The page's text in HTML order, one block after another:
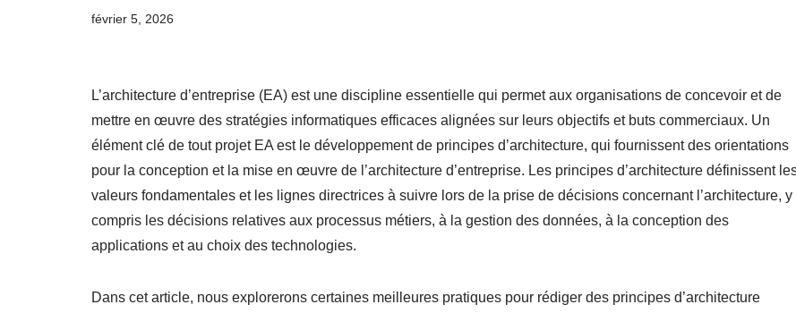
février 5, 2026
L’architecture d’entreprise (EA) est une discipline essentielle qui permet aux organisations de concevoir et de
mettre en œuvre des stratégies informatiques efficaces alignées sur leurs objectifs et buts commerciaux. Un
élément clé de tout projet EA est le développement de principes d’architecture, qui fournissent des orientations
pour la conception et la mise en œuvre de l’architecture d’entreprise. Les principes d’architecture définissent
valeurs fondamentales et les lignes directrices à suivre lors de la prise de décisions concernant l’architecture, y
compris les décisions relatives aux processus métiers, à la gestion des données, à la conception des
applications et au choix des technologies.
Dans cet article, nous explorerons certaines meilleures pratiques pour rédiger des principes d’architecture